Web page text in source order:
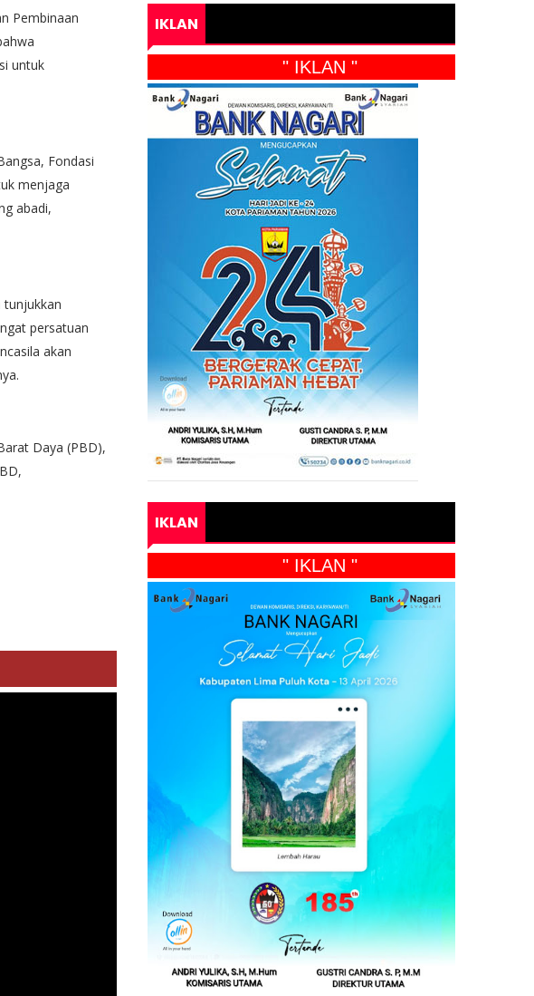
Pembinaan
untuk
Fondasi
menjaga
abadi,
tunjukkan
persatuan
akan
Daya (PBD),
IKLAN
" IKLAN "
IKLAN
" IKLAN "